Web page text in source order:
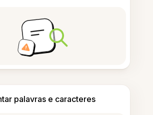
palavras e caracteres